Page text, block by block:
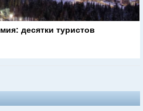
десятки туристов